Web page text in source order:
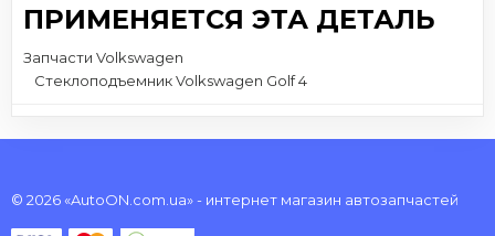
ПРИМЕНЯЕТСЯ ЭТА ДЕТАЛЬ
Запчасти Volkswagen
Стеклоподъемник Volkswagen Golf 4
© 2026 «AutoON.com.ua» - интернет магазин автозапчастей